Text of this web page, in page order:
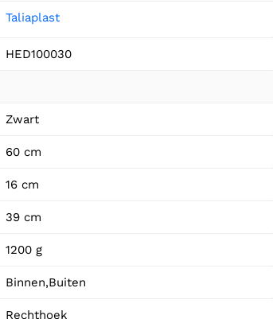
Taliaplast
HED100030
Zwart
60 cm
16 cm
39 cm
1200 g
Binnen,Buiten
Rechthoek